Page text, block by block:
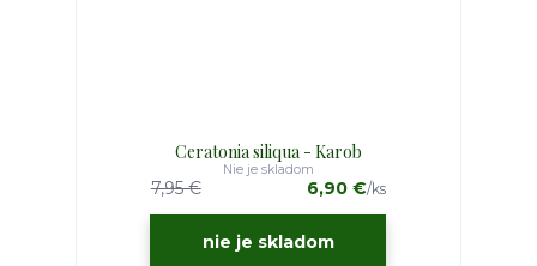
Ceratonia siliqua - Karob
7,95 € 6,90 €/ks
Nie je skladom
nie je skladom